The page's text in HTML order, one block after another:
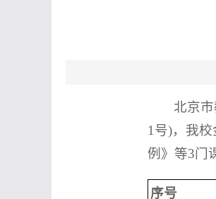
北京
1号)，我
例》等3门
序号